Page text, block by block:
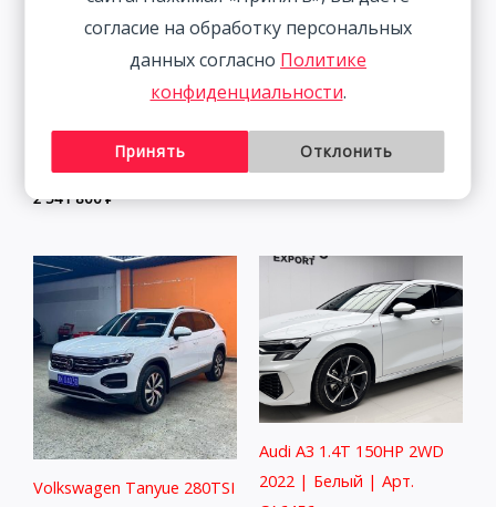
Mazda CX-5 2.0L 155HP
2WD 2021 | Пепел | Арт.
CA5218
2 541 800₽
Skoda Kamiq 1.5L 112HP
2WD 2021
1 833 800₽
Volkswagen Tanyue 280TSI
Audi A3 1.4T 150HP 2WD
2022 | Белый | Арт.
согласие на обработку персональных
данных согласно Политике
конфиденциальности.
Принять Отклонить